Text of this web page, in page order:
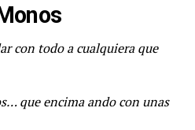
con todo a cualquiera que
que encima ando con unas